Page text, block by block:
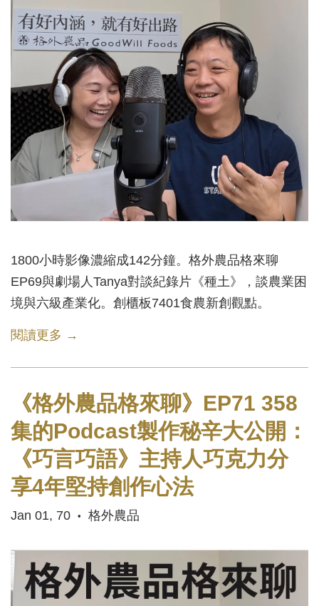
1800小時影像濃縮成142分鐘。格外農品格來聊
EP69與劇場人Tanya對談紀錄片《種土》，談農業困
境與六級產業化。創櫃板7401食農新創觀點。
閱讀更多 →
《格外農品格來聊》EP71 358
集的Podcast製作秘辛大公開：
《巧言巧語》主持人巧克力分
享4年堅持創作心法
Jan 01, 70 • 格外農品